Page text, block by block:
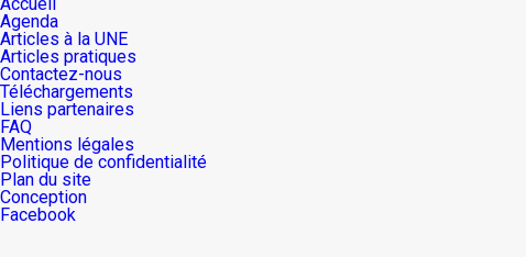
Agenda
Articles à la UNE
Articles pratiques
Contactez-nous
Téléchargements
Liens partenaires
FAQ
Mentions légales
Politique de confidentialité
Plan du site
Conception
Facebook